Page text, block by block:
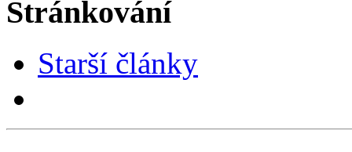
Stránkování
Starší články